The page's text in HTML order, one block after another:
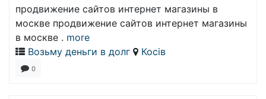
продвижение сайтов интернет магазины в
москве продвижение сайтов интернет магазины
в москве . more
Возьму деньги в долг
Косів
0